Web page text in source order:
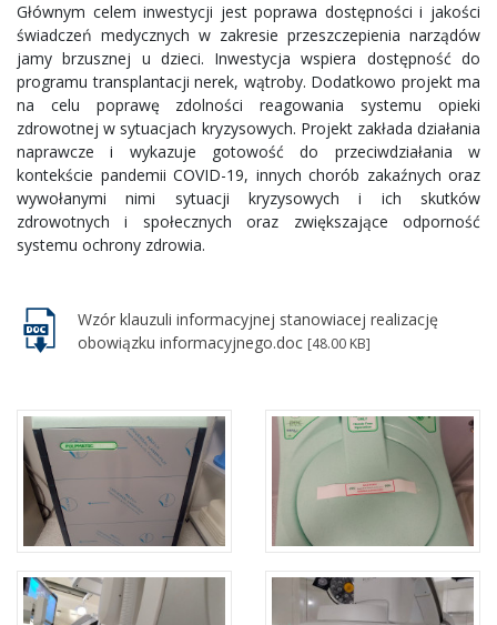
Głównym celem inwestycji jest poprawa dostępności i jakości
świadczeń medycznych w zakresie przeszczepienia narządów
jamy brzusznej u dzieci. Inwestycja wspiera dostępność do
programu transplantacji nerek, wątroby. Dodatkowo projekt ma
na celu poprawę zdolności reagowania systemu opieki
zdrowotnej w sytuacjach kryzysowych. Projekt zakłada działania
naprawcze i wykazuje gotowość do przeciwdziałania w
kontekście pandemii COVID-19, innych chorób zakaźnych oraz
wywołanymi nimi sytuacji kryzysowych i ich skutków
zdrowotnych i społecznych oraz zwiększające odporność
systemu ochrony zdrowia.
Wzór klauzuli informacyjnej stanowiacej realizację
obowiązku informacyjnego.doc [48.00 KB]